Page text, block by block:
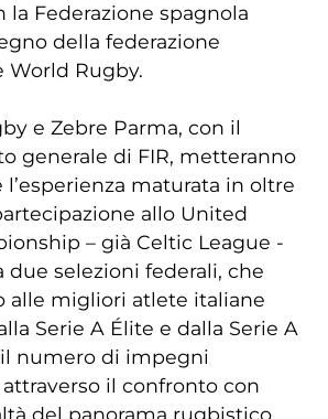
la Federazione spagnola
della federazione
World Rugby.
e Zebre Parma, con il
generale di FIR, metteranno
l’esperienza maturata in oltre
allo United
– già Celtic League -
due selezioni federali, che
alle migliori atlete italiane
Serie A Élite e dalla Serie A
numero di impegni
il confronto con